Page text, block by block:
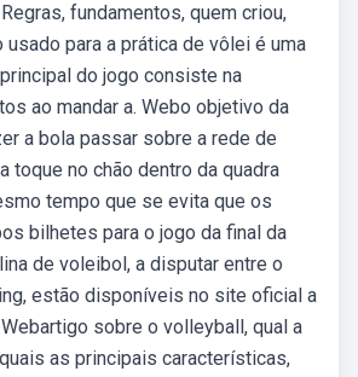
fundamentos, quem criou,
usado para a prática de vôlei é uma
do jogo consiste na
ao mandar a. Webo objetivo da
a bola passar sobre a rede de
toque no chão dentro da quadra
tempo que se evita que os
bilhetes para o jogo da final da
de voleibol, a disputar entre o
estão disponíveis no site oficial a
sobre o volleyball, qual a
as principais características,